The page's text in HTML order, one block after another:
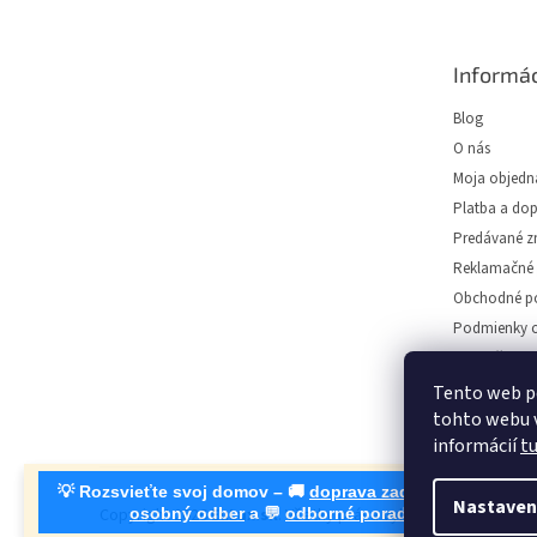
Tento web
tohto webu
informáciítu
💡 Rozsvieťte svoj domov – 🚚 doprava zadarmo od 30 €
osobný odbera 💬 odborné poradenstvo!
Blog
O nás
Moja
Platba a
Predávané
Obchodné
Podmienky
Predajňa
Napíšte nám
Kontakt
Copyright 2026EuLux.sk. Všetky práva vyhradené.Upraviť